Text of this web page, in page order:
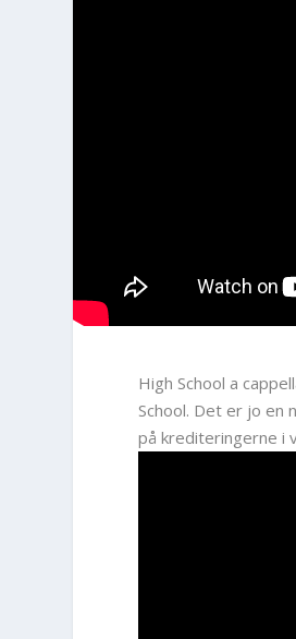
High School a
School. Det er jo en
på krediteringerne i